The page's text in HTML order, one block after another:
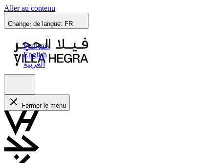
Aller au contenu
Changer de langue: FR
Français
English
العربية
Fermer le menu